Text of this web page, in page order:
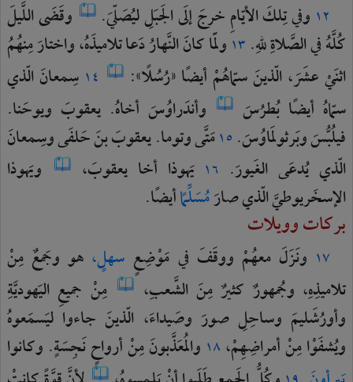
١٢ وفيتِلكَالأيّامِخرجَإلَىالجَبَلِليُصَلّيَ. وقَضَىاللَّيلَ
كُلَّهُفيالصَّلاةِللهِ. ١٣ ولَمّاكانَالنَّهارُدَعاتلاميذَهُ،واختارَمِنهُمُ
اثنَيْعشَرَ،الّذينَسمّاهُمْأيضًا«رُسُلًا»: ١٤ سِمعانَالّذي
سمّاهُ أيضًابُطرُسَ وأندَراوُسَ أخاهُ.يعقوبَ ويوحَنا.
فيلُبُّسَوبَرثولَماوُسَ. ١٥مَتَّىوتوما.يعقوبَبنَحَلفَىوسِمعانَ
الّذييُدعَى الغَيورَ. ١٦ يَهوذا أخايعقوبَ، ويَهوذا
الإسخَريوطيَّالّذيصارَمُسَلِّمًاأيضًا.
بركات وويلات
١٧ ونَزَلَمعهُمْ ووقَفَ في مَوْضِعٍ سهلٍ، هو وجَمعٌ مِنْ
تلاميذِهِ، وجُمهورٌ كثيرٌمِنَالشَّعبِ، مِنْ جميعِ اليَهوديَّةِ
وأورُشَليمَ وساحِلِصورَ وصَيداءَ، الّذينَ جاءواليَسمَعوهُ
ويُشفَوْامِنْأمراضِهِمْ، ١٨ والمُعَذَّبونَمِنْأرواحٍنَجِسَةٍ.وكانوا